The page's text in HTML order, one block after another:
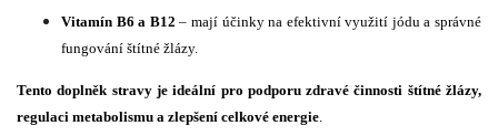
Vitamín B6 a B12 – mají účinky na efektivní využití jódu a správné
fungování štítné žlázy.
Tento doplněk stravy je ideální pro podporu zdravé činnosti štítné žlázy,
regulaci metabolismu a zlepšení celkové energie